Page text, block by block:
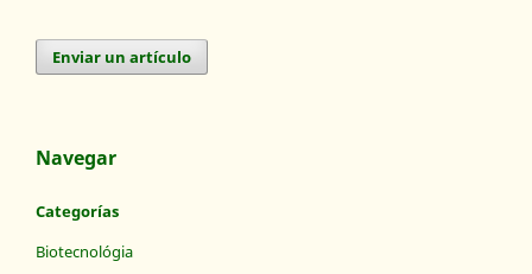
Enviar un artículo
Navegar
Categorías
Biotecnológia